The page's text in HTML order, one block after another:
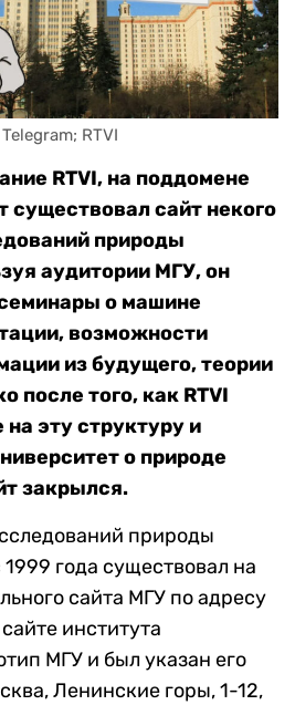
RTVI
RTVI, на поддомене
существовал сайт некого
природы
аудитории МГУ, он
о машине
возможности
из будущего, теории
после того, как RTVI
эту структуру и
о природе
закрылся.
природы
года существовал на
сайта МГУ по адресу
института
МГУ и был указан его
Ленинские горы, 1-12,